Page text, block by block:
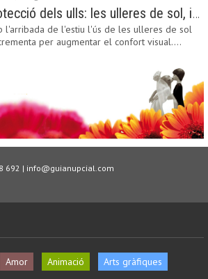
Protecció dels ulls: les ulleres de sol, imprescindibles en una boda estiuenca
l'arribada de l'estiu l'ús de les ulleres de sol
per augmentar el confort visual.…
692 | info@guianupcial.com
Amor Animació Arts gràfiques